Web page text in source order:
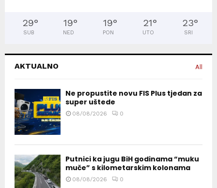
29°
SUB
19°
NED
19°
PON
21°
UTO
23°
SRI
AKTUALNO All
Ne propustite novu FIS Plus tjedan za
super uštede
08/08/2026 0
Putnici ka jugu BiH godinama “muku
muče” s kilometarskim kolonama
08/08/2026 0